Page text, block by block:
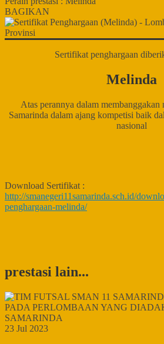
BAGIKAN
Sertifikat penghargaan
Melinda
Atas perannya dalam membanggakan
Samarinda dalam ajang kompetisi baik
nasional
Download Sertifikat :
http://smanegeri11samarinda.sch.id/
penghargaan-melinda/
prestasi lain...
23 Jul 2023